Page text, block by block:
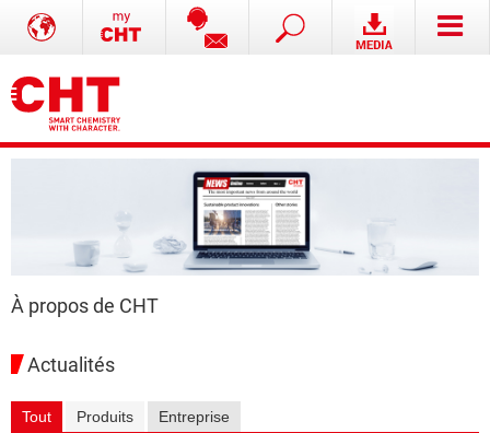
À propos de CHT
Actualités
Tout Produits Entreprise